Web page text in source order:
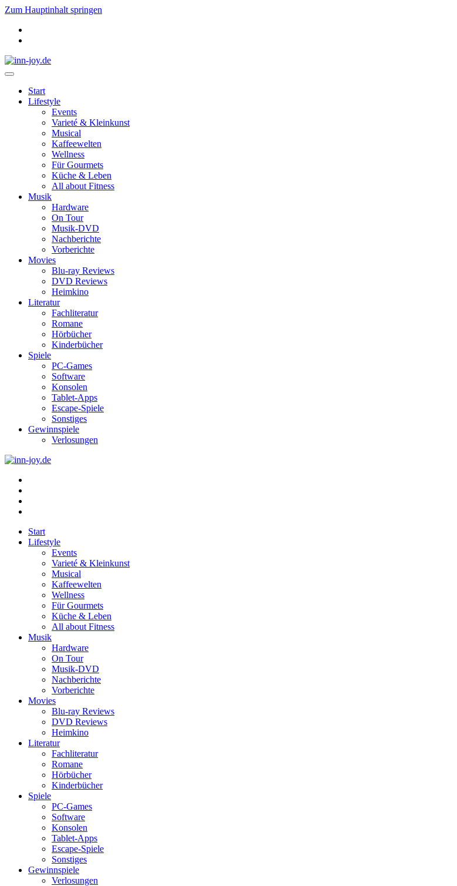
Zum Hauptinhalt springen
Start
Lifestyle
Events
Varieté & Kleinkunst
Musical
Kaffeewelten
Wellness
Für Gourmets
Küche & Leben
All about Fitness
Musik
Hardware
On Tour
Musik-DVD
Nachberichte
Vorberichte
Movies
Blu-ray Reviews
DVD Reviews
Heimkino
Literatur
Fachliteratur
Romane
Hörbücher
Kinderbücher
Spiele
PC-Games
Software
Konsolen
Tablet-Apps
Escape-Spiele
Sonstiges
Gewinnspiele
Verlosungen
Start
Lifestyle
Events
Varieté & Kleinkunst
Musical
Kaffeewelten
Wellness
Für Gourmets
Küche & Leben
All about Fitness
Musik
Hardware
On Tour
Musik-DVD
Nachberichte
Vorberichte
Movies
Blu-ray Reviews
DVD Reviews
Heimkino
Literatur
Fachliteratur
Romane
Hörbücher
Kinderbücher
Spiele
PC-Games
Software
Konsolen
Tablet-Apps
Escape-Spiele
Sonstiges
Gewinnspiele
Verlosungen